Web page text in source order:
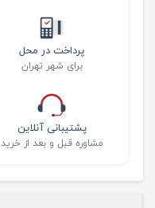
پرداخت در محل
برای شهر تهران
پشتیبانی آنلاین
مشاوره قبل و بعد از خرید